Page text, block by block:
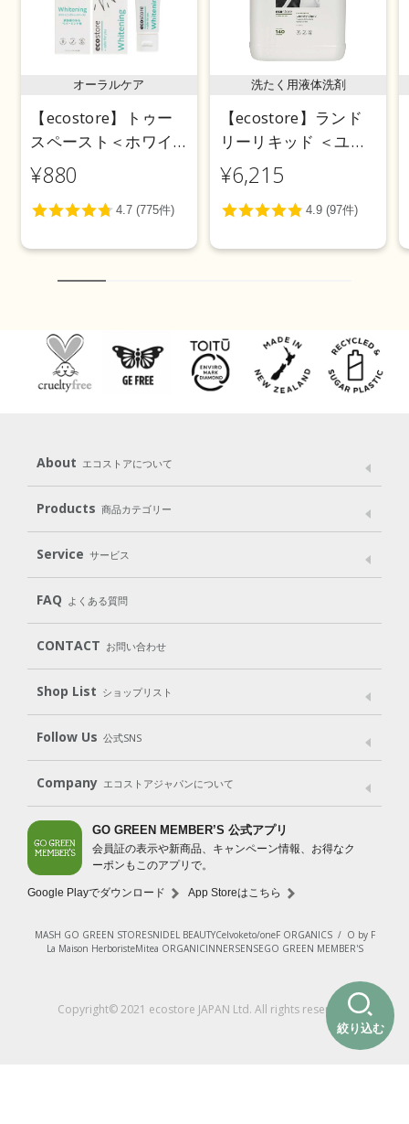
絞り込む
オーラルケア
【ecostore】トゥー
スペースト＜ホワイ
トニング＞ 100g
¥880
洗たく用液体洗剤
【ecostore】ランド
リーリキッド ＜ユー
カリ＞ 5L
¥6,215
About エコストアについて
メッセージ ブランドストーリー
パッケージへのこだわり
動物実験をしない
Products 商品カテゴリー
Laundry
Body（ボディ） Hair（ヘア） Oral care（オーラルケア）
Goods （グッズ）
Gift set
Service サービス
User Guide
Subscription（定期便）
FAQ よくある質問
CONTACT お問い合わせ
Shop List ショップリスト
Shop List
Follow Us 公式SNS
LINE＠ Instagram Facebook
Company エコストアジャパンについて
会社案内 ご利用規約
プライバシーポリシー
特定商取引法に基づく表示
免責事項
法人会員サービス
New Zealand Site
GO GREEN MEMBER’S 公式アプリ
会員証の表示や新商品、キャンペーン情報、お得なク
ーポンもこのアプリで。
Google Playでダウンロード App Storeはこちら
MASH GO GREEN STORESNIDEL BEAUTYCelvoketo/oneF ORGANICS/ O by F
La Maison HerboristeMitea ORGANICINNERSENSEGO GREEN MEMBER'S
Copyright© 2021 ecostore JAPAN Ltd. All rights reserved.